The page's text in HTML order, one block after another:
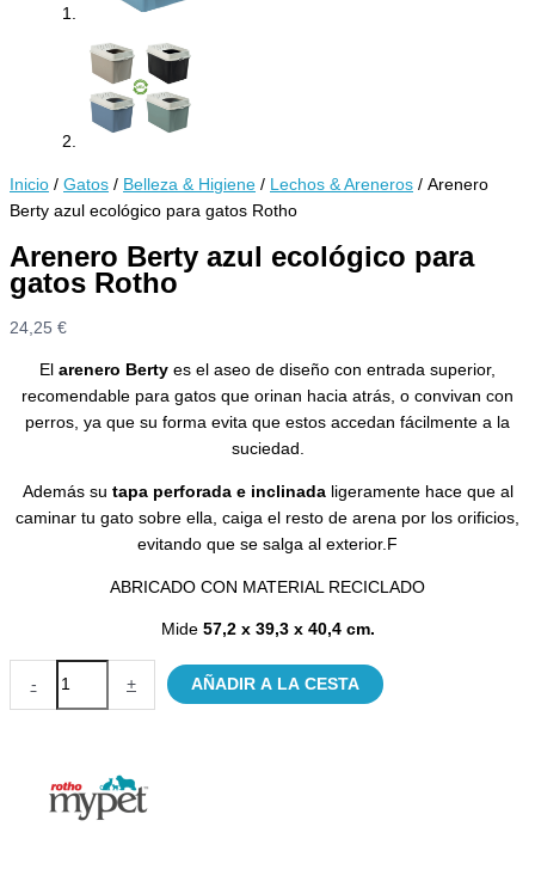
Inicio / Gatos / Belleza & Higiene / Lechos & Areneros / Arenero
Berty azul ecológico para gatos Rotho
Arenero Berty azul ecológico para
gatos Rotho
24,25 €
El arenero Berty es el aseo de diseño con entrada superior,
recomendable para gatos que orinan hacia atrás, o convivan con
perros, ya que su forma evita que estos accedan fácilmente a la
suciedad.
Además su tapa perforada e inclinadaligeramente hace que al
caminar tu gato sobre ella, caiga el resto de arena por los orificios,
evitando que se salga al exterior.F
ABRICADO CON MATERIAL RECICLADO
Mide 57,2 x 39,3 x 40,4 cm.
-
Berty
+ AÑADIR A LA CESTA